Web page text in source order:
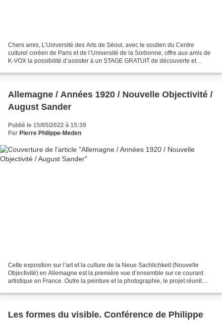
Chers amis, L’Université des Arts de Séoul, avec le soutien du Centre
culturel coréen de Paris et de l’Université de la Sorbonne, offre aux amis de
K-VOX la possibilité d’assister à un STAGE GRATUIT de découverte et
Allemagne / Années 1920 / Nouvelle Objectivité /
August Sander
Publié le 15/05/2022 à 15:39
Par Pierre Philippe-Meden
Cette exposition sur l’art et la culture de la Neue Sachlichkeit (Nouvelle
Objectivité) en Allemagne est la première vue d’ensemble sur ce courant
artistique en France. Outre la peinture et la photographie, le projet réunit
Les formes du visible. Conférence de Philippe